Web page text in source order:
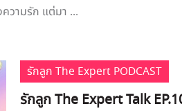
วามรัก แต่มา ...
รักลูก The Expert PODCAST
รักลูก The Expert Talk